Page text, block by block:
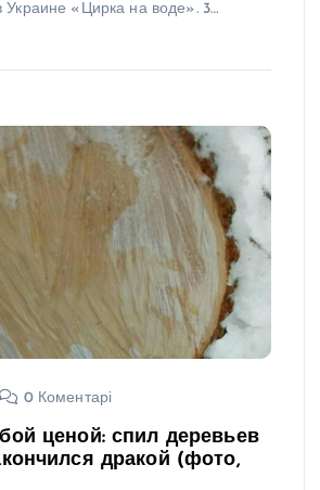
Украине «Цирка на воде». 3…
0 Коментарі
ценой: спил деревьев
дракой (фото,